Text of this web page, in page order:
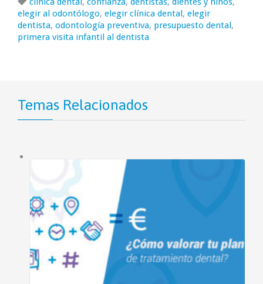
elegir al odontólogo, elegir clínica dental, elegir
dentista, odontología preventiva, presupuesto dental,
primera visita infantil al dentista
Temas Relacionados